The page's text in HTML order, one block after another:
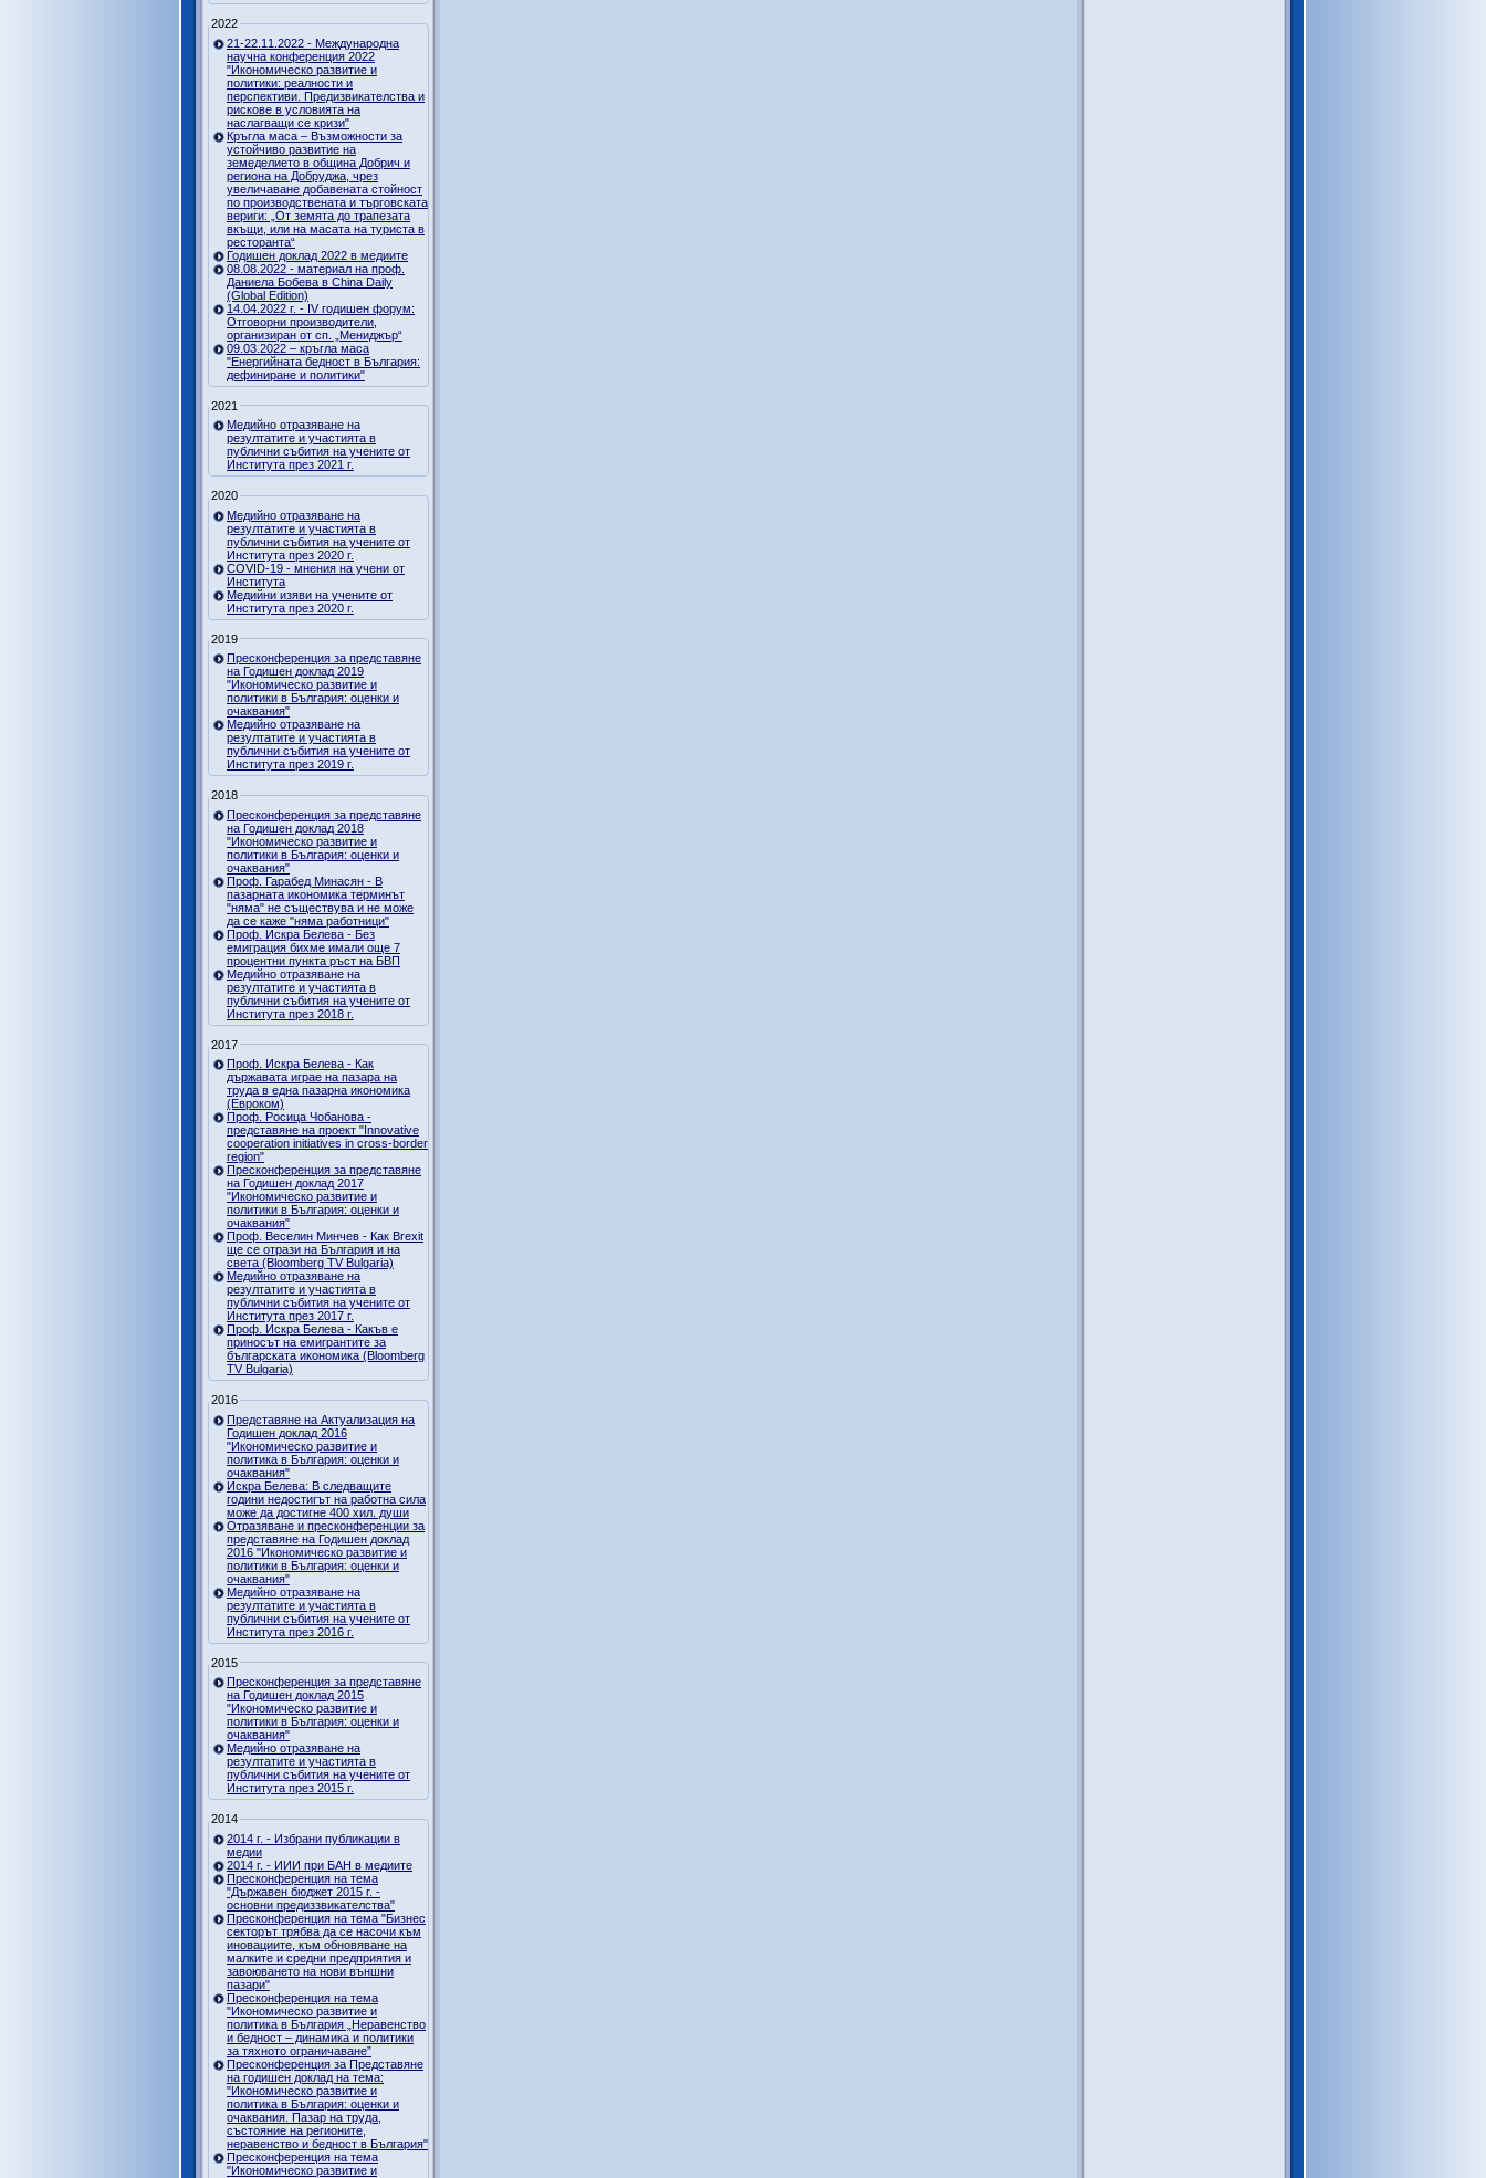
2022
21-22.11.2022 - Международна
научна конференция 2022
"Икономическо развитие и
политики: реалности и
перспективи. Предизвикателства и
рискове в условията на
наслагващи се кризи"
Кръгла маса – Възможности за
устойчиво развитие на
земеделието в община Добрич и
региона на Добруджа, чрез
увеличаване добавената стойност
по производствената и търговската
вериги: „От земята до трапезата
вкъщи, или на масата на туриста в
ресторанта“
Годишен доклад 2022 в медиите
08.08.2022 - материал на проф.
Даниела Бобева в China Daily
(Global Edition)
14.04.2022 г. - IV годишен форум:
Отговорни производители,
организиран от сп. „Мениджър“
09.03.2022 – кръгла маса
"Енергийната бедност в България:
дефиниране и политики"
2021
Медийно отразяване на
резултатите и участията в
публични събития на учените от
Института през 2021 г.
2020
Медийно отразяване на
резултатите и участията в
публични събития на учените от
Института през 2020 г.
COVID-19 - мнения на учени от
Института
Медийни изяви на учените от
Института през 2020 г.
2019
Пресконференция за представяне
на Годишен доклад 2019
"Икономическо развитие и
политики в България: оценки и
очаквания"
Медийно отразяване на
резултатите и участията в
публични събития на учените от
Института през 2019 г.
2018
Пресконференция за представяне
на Годишен доклад 2018
"Икономическо развитие и
политики в България: оценки и
очаквания"
Проф. Гарабед Минасян - В
пазарната икономика терминът
"няма" не съществува и не може
да се каже "няма работници"
Проф. Искра Белева - Без
емиграция бихме имали още 7
процентни пункта ръст на БВП
Медийно отразяване на
резултатите и участията в
публични събития на учените от
Института през 2018 г.
2017
Проф. Искра Белева - Как
държавата играе на пазара на
труда в една пазарна икономика
(Евроком)
Проф. Росица Чобанова -
представяне на проект "Innovative
cooperation initiatives in cross-border
region"
Пресконференция за представяне
на Годишен доклад 2017
"Икономическо развитие и
политики в България: оценки и
очаквания"
Проф. Веселин Минчев - Как Brexit
ще се отрази на България и на
света (Bloomberg TV Bulgaria)
Медийно отразяване на
резултатите и участията в
публични събития на учените от
Института през 2017 г.
Проф. Искра Белева - Какъв е
приносът на емигрантите за
българската икономика (Bloomberg
TV Bulgaria)
2016
Представяне на Актуализация на
Годишен доклад 2016
"Икономическо развитие и
политика в България: оценки и
очаквания"
Искра Белева: В следващите
години недостигът на работна сила
може да достигне 400 хил. души
Отразяване и пресконференции за
представяне на Годишен доклад
2016 "Икономическо развитие и
политики в България: оценки и
очаквания"
Медийно отразяване на
резултатите и участията в
публични събития на учените от
Института през 2016 г.
2015
Пресконференция за представяне
на Годишен доклад 2015
"Икономическо развитие и
политики в България: оценки и
очаквания"
Медийно отразяване на
резултатите и участията в
публични събития на учените от
Института през 2015 г.
2014
2014 г. - Избрани публикации в
медии
2014 г. - ИИИ при БАН в медиите
Пресконференция на тема
"Държавен бюджет 2015 г. -
основни предиззвикателства"
Пресконференция на тема "Бизнес
секторът трябва да се насочи към
иновациите, към обновяване на
малките и средни предприятия и
завоюването на нови външни
пазари"
Пресконференция на тема
"Икономическо развитие и
политика в България „Неравенство
и бедност – динамика и политики
за тяхното ограничаване”
Пресконференция за Представяне
на годишен доклад на тема:
"Икономическо развитие и
политика в България: оценки и
очаквания. Пазар на труда,
състояние на регионите,
неравенство и бедност в България"
Пресконференция на тема
"Икономическо развитие и